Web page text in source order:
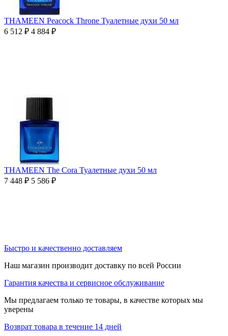
THAMEEN Peacock Throne Туалетные духи 50 мл
6 512 ₽ 4 884 ₽
THAMEEN The Cora Туалетные духи 50 мл
7 448 ₽ 5 586 ₽
Быстро и качественно доставляем
Наш магазин производит доставку по всей России
Гарантия качества и сервисное обслуживание
Мы предлагаем только те товары, в качестве которых мы
уверены
Возврат товара в течение 14 дней